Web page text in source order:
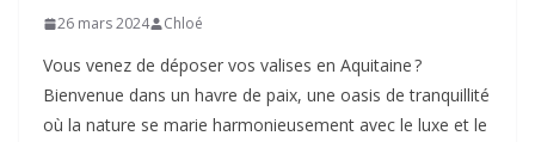
26 mars 2024 Chloé
Vous venez de déposer vos valises en Aquitaine ?
Bienvenue dans un havre de paix, une oasis de tranquillité
où la nature se marie harmonieusement avec le luxe et le